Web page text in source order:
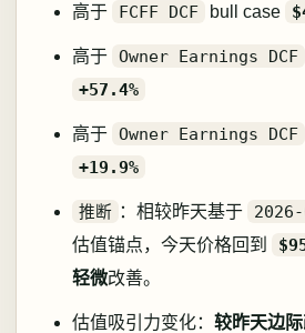
高于 FCFF DCF bull case
高于 Owner Earnings DCF
+57.4%
高于 Owner Earnings DCF
+19.9%
推断 ：相较昨天基于
估值锚点，今天价格回到
轻微改善。
估值吸引力变化： 较昨天边际